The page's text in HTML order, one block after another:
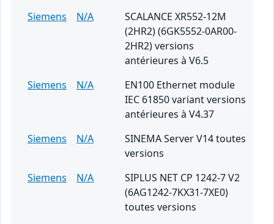
Siemens
N/A
SCALANCE XR552-12M
(2HR2) (6GK5552-0AR00-
2HR2) versions
antérieures à V6.5
Siemens
N/A
EN100 Ethernet module
IEC 61850 variant versions
antérieures à V4.37
Siemens
N/A
SINEMA Server V14 toutes
versions
Siemens
N/A
SIPLUS NET CP 1242-7 V2
(6AG1242-7KX31-7XE0)
toutes versions